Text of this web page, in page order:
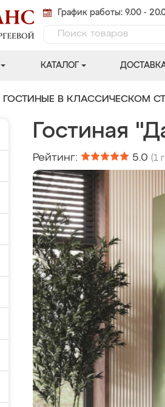
График работы: 9.00 -
КАТАЛОГ
ГОСТИНЫЕ В КЛАССИЧЕСКОМ
Гостиная
Рейтинг: 5.0 (1